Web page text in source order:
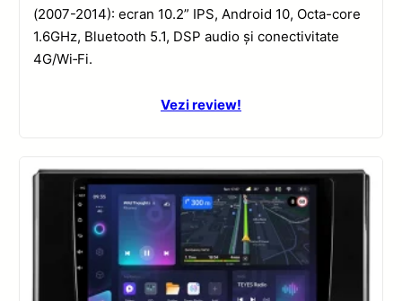
(2007-2014): ecran 10.2” IPS, Android 10, Octa-core
1.6GHz, Bluetooth 5.1, DSP audio și conectivitate
4G/Wi‑Fi.
Vezi review!